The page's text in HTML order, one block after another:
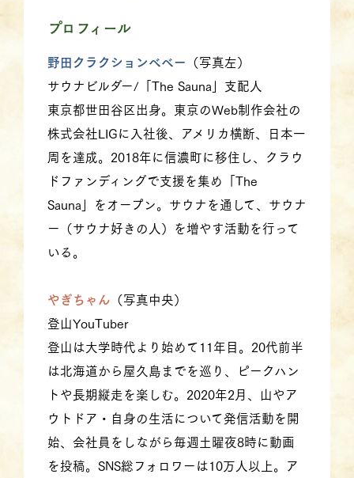
プロフィール
野田クラクションべべー （写真左）
サウナビルダー/「The Sauna」支配人
東京都世田谷区出身。東京のWeb制作会社の
株式会社LIGに入社後、アメリカ横断、日本一
周を達成。2018年に信濃町に移住し、クラウ
ドファンディングで支援を集め「The
Sauna」をオープン。サウナを通して、サウナ
ー（サウナ好きの人）を増やす活動を行って
いる。
やぎちゃん （写真中央）
登山YouTuber
登山は大学時代より始めて11年目。20代前半
は北海道から屋久島までを巡り、ピークハン
トや長期縦走を楽しむ。2020年2月、山やア
ウトドア・自身の生活について発信活動を開
始、会社員をしながら毎週土曜夜8時に動画
を投稿。SNS総フォロワーは10万人以上。ア